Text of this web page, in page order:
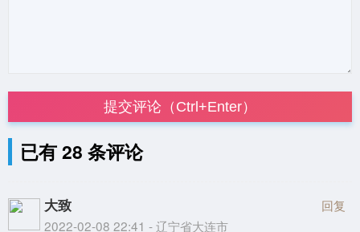
提交评论（Ctrl+Enter）
已有 28 条评论
大致
2022-02-08 22:41 - 辽宁省大连市
回复